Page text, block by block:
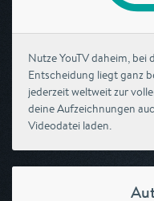
Nutze YouTV daheim, bei
Entscheidung liegt ganz
jederzeit weltweit zur
deine Aufzeichnungen
Videodatei laden.